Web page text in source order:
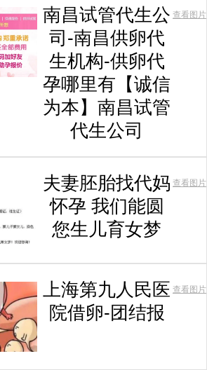
南昌试管代生公
司-南昌供卵代
生机构-供卵代
孕哪里有【诚信
为本】南昌试管
代生公司
查看图片
夫妻胚胎找代妈
怀孕 我们能圆
您生儿育女梦
查看图片
上海第九人民医
院借卵-团结报
查看图片